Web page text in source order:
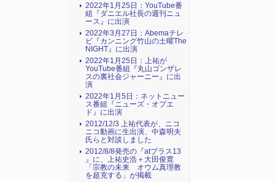
2022年1月25日：YouTube番
組『ダニエル社長の週刊ニュ
ース』に出演
2022年3月27日：Abemaテレ
ビ『カンニング竹山の土曜The
NIGHT』に出演
2022年1月25日：上祐が
YouTube番組『丸山ゴンザレ
スの裏社会ジャーニー』に出
演
2022年1月5日：ネットニュー
ス番組『ニューズ・オプエ
ド』に出演
2012/12/3 上祐代表が、ニコ
ニコ動画に生出演、中森明夫
氏らと対談しました
2012/8/8発売の『atプラス13
』に、上祐史浩＋大田俊寛
「宗教の未来 オウム真理教
を超克する」が掲載